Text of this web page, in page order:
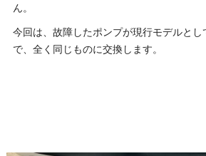
ん。
今回は、故障したポンプが現行モデルと
で、全く同じものに交換します。